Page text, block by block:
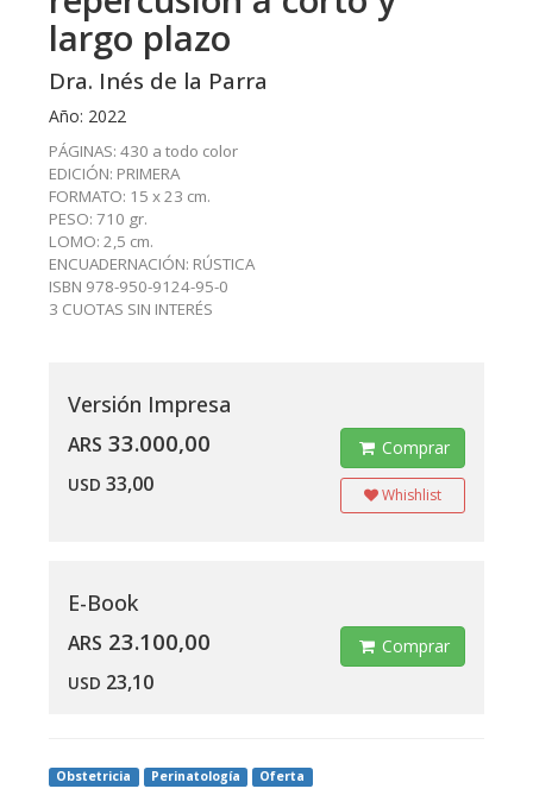
largo plazo
Dra. Inés de la Parra
Año: 2022
PÁGINAS: 430 a todo color
EDICIÓN: PRIMERA
FORMATO: 15 x 23 cm.
PESO: 710 gr.
LOMO: 2,5 cm.
ENCUADERNACIÓN: RÚSTICA
ISBN 978-950-9124-95-0
3 CUOTAS SIN INTERÉS
Versión Impresa
ARS 33.000,00
USD 33,00
Comprar
Whishlist
E-Book
ARS 23.100,00
USD 23,10
Comprar
Obstetricia Perinatología Oferta